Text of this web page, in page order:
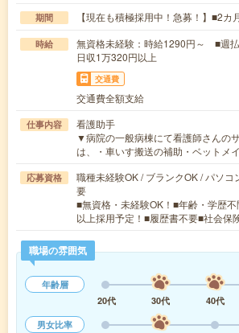
期間 【現在も積極採用中！急募！】■2カ
時給
無資格未経験：時給1290円～ ■
日収1万320円以上
交通費
交通費全額支給
仕事内容
看護助手
▼病院の一般病棟にて看護師さんの
は、・車いす搬送の補助・ベットメ
応募資格
職種未経験OK / ブランクOK / パソコ
要
■無資格・未経験OK！■年齢・学歴
以上採用予定！■履歴書不要■社会保
職場の雰囲気
年齢層
20代
30代 40代
男女比率